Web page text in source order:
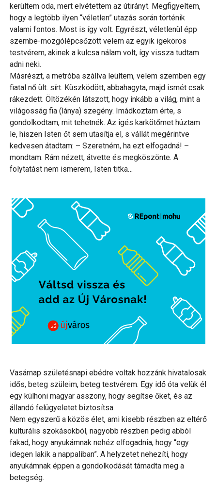
kerültem oda, mert elvétettem az útirányt. Megfigyeltem,
hogy a legtöbb ilyen “véletlen” utazás során történik
valami fontos. Most is így volt. Egyrészt, véletlenül épp
szembe-mozgólépcsőzött velem az egyik igekörös
testvérem, akinek a kulcsa nálam volt, így vissza tudtam
adni neki.
Másrészt, a metróba szállva leültem, velem szemben egy
fiatal nő ült. sírt. Küszködött, abbahagyta, majd ismét csak
rákezdett. Öltözékén látszott, hogy inkább a világ, mint a
világosság fia (lánya) szegény. Imádkoztam érte, s
gondolkodtam, mit tehetnék. Az igés karkötőmet húztam
le, hiszen Isten őt sem utasítja el, s vállát megérintve
kedvesen átadtam: – Szeretném, ha ezt elfogadná! –
mondtam. Rám nézett, átvette és megköszönte. A
folytatást nem ismerem, Isten titka…
Vasárnap születésnapi ebédre voltak hozzánk hivatalosak
idős, beteg szüleim, beteg testvérem. Egy idő óta velük él
egy külhoni magyar asszony, hogy segítse őket, és az
állandó felügyeletet biztosítsa.
Nem egyszerű a közös élet, ami kisebb részben az eltérő
kulturális szokásokból, nagyobb részben pedig abból
fakad, hogy anyukámnak nehéz elfogadnia, hogy “egy
idegen lakik a nappaliban”. A helyzetet nehezíti, hogy
anyukámnak éppen a gondolkodását támadta meg a
betegség.